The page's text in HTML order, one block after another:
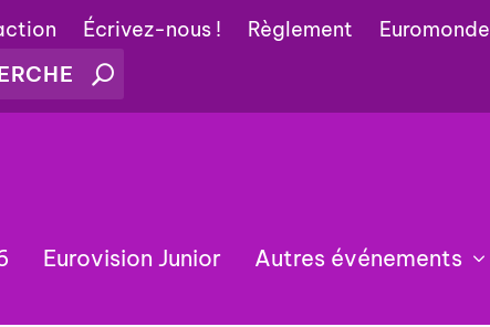
Écrivez-nous ! Règlement Euromonde
Eurovision Junior Autres événements